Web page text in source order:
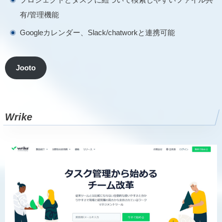
有/管理機能
Googleカレンダー、Slack/chatworkと連携可能
Jooto
Wrike